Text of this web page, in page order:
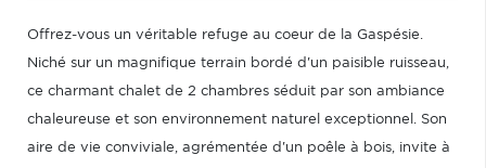
Offrez-vous un véritable refuge au coeur de la Gaspésie.
Niché sur un magnifique terrain bordé d'un paisible ruisseau,
ce charmant chalet de 2 chambres séduit par son ambiance
chaleureuse et son environnement naturel exceptionnel. Son
aire de vie conviviale, agrémentée d'un poêle à bois, invite à